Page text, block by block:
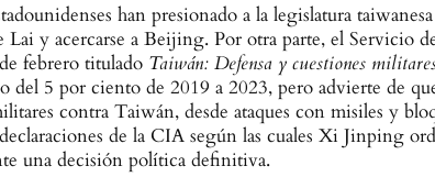
han presionado a la legislatura
Lai y acercarse a Beijing. Por otra parte, el Servicio
febrero titulado Taiwán: Defensa y cuestiones
del 5 por ciento de 2019 a 2023, pero advierte de
contra Taiwán, desde ataques con misiles y
de la CIA según las cuales Xi Jinping
una decisión política definitiva.